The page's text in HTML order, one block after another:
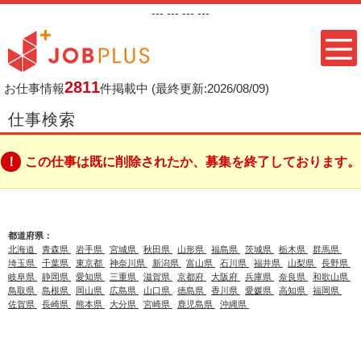
--- --- --- ---
お仕事情報2811件掲載中 (最終更新:2026/08/09)
仕事検索
この仕事は既に削除されたか、募集を終了しております。
都道府県：
北海道
青森県 岩手県 宮城県 秋田県 山形県 福島県 茨城県 栃木県
群馬県
埼玉県
千葉県 東京都 神奈川県 新潟県 富山県 石川県 福井県 山梨県
長野県
岐阜県
静岡県 愛知県 三重県 滋賀県 京都府 大阪府 兵庫県 奈良県
和歌山県
鳥取県
島根県 岡山県 広島県 山口県 徳島県 香川県 愛媛県 高知県
福岡県
佐賀県
長崎県 熊本県 大分県 宮崎県 鹿児島県 沖縄県